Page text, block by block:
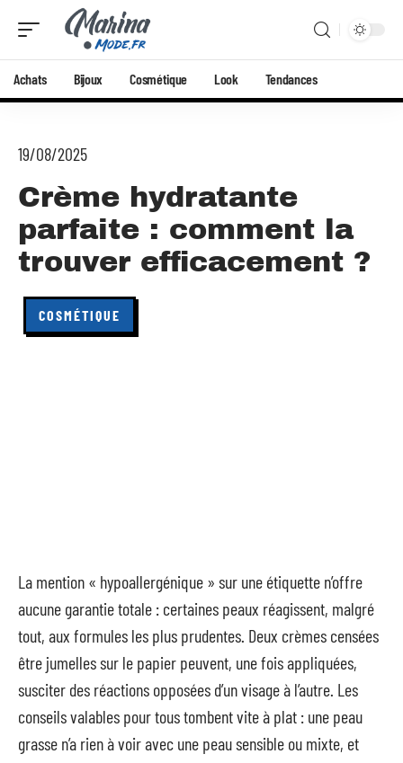
Achats Bijoux Cosmétique Look Tendances
19/08/2025
Crème hydratante
parfaite : comment la
trouver efficacement ?
COSMÉTIQUE
La mention « hypoallergénique » sur une étiquette n’offre
aucune garantie totale : certaines peaux réagissent, malgré
tout, aux formules les plus prudentes. Deux crèmes censées
être jumelles sur le papier peuvent, une fois appliquées,
susciter des réactions opposées d’un visage à l’autre. Les
conseils valables pour tous tombent vite à plat : une peau
grasse n’a rien à voir avec une peau sensible ou mixte, et